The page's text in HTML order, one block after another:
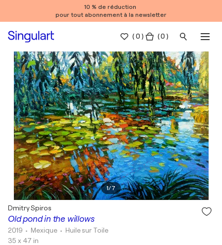
10 % de réduction
pour tout abonnement à la newsletter
(0 ) ( 0 )
1/7
Old pond in the willows
Dmitry Spiros
2019 • Mexique • Huile sur Toile
35 x 47 in